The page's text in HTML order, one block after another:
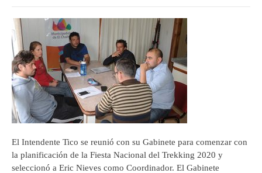
El Intendente Tico se reunió con su Gabinete para comenzar con
la planificación de la Fiesta Nacional del Trekking 2020 y
seleccionó a Eric Nieves como Coordinador. El Gabinete